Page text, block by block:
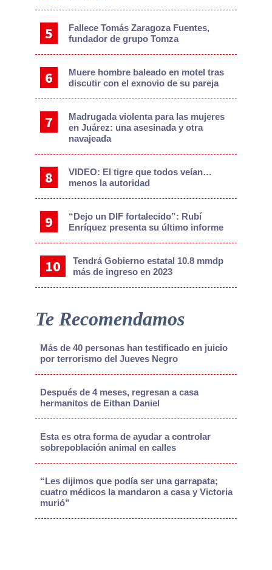
Fallece Tomás Zaragoza Fuentes,
fundador de grupo Tomza
Muere hombre baleado en motel tras
discutir con el exnovio de su pareja
Madrugada violenta para las mujeres
en Juárez: una asesinada y otra
navajeada
VIDEO: El tigre que todos veían…
menos la autoridad
“Dejo un DIF fortalecido”: Rubí
Enríquez presenta su último informe
Tendrá Gobierno estatal 10.8 mmdp
más de ingreso en 2023
Te Recomendamos
Más de 40 personas han testificado en juicio
por terrorismo del Jueves Negro
Después de 4 meses, regresan a casa
hermanitos de Eithan Daniel
Esta es otra forma de ayudar a controlar
sobrepoblación animal en calles
“Les dijimos que podía ser una garrapata;
cuatro médicos la mandaron a casa y Victoria
murió”